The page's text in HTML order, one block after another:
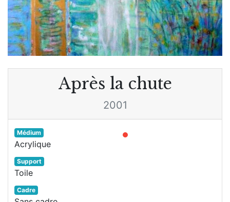
Après la chute
2001
Médium
Acrylique
Support
Toile
Cadre